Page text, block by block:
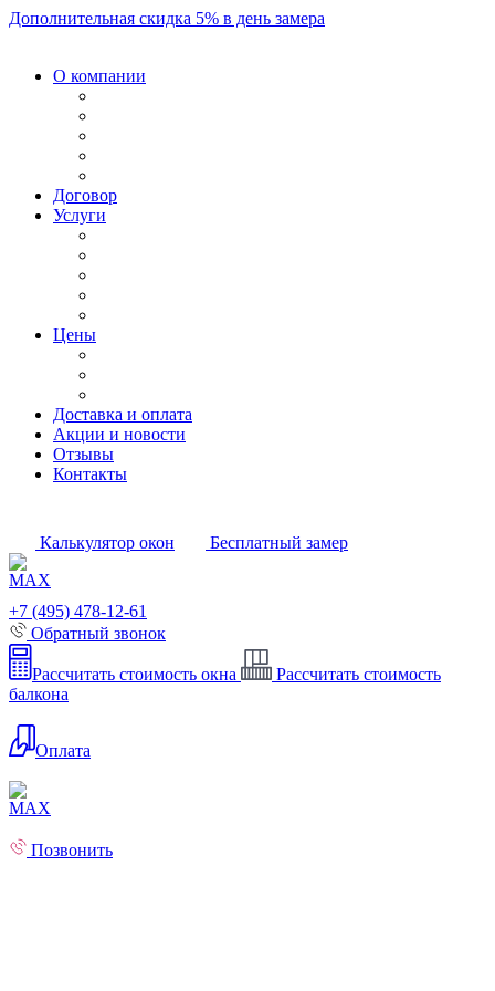
Дополнительная скидка 5% в день замера
О компании
Договор
Услуги
Цены
Доставка и оплата
Акции и новости
Отзывы
Контакты
Калькулятор окон Бесплатный замер
+7 (495) 478-12-61
Обратный звонок
Рассчитать стоимость окна
Рассчитать стоимость
балкона
Оплата
Позвонить